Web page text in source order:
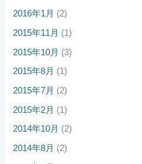
2016年1月 (2)
2015年11月 (1)
2015年10月 (3)
2015年8月 (1)
2015年7月 (2)
2015年2月 (1)
2014年10月 (2)
2014年8月 (2)